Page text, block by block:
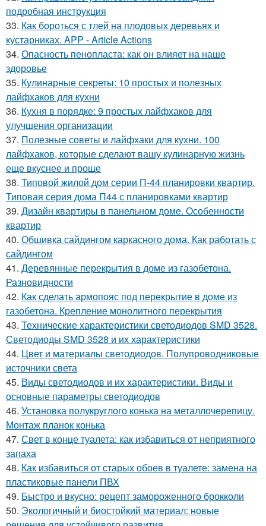
подробная инструкция
33. Как бороться с тлей на плодовых деревьях и
кустарниках. APP - Article Actions
34. Опасность пенопласта: как он влияет на наше
здоровье
35. Кулинарные секреты: 10 простых и полезных
лайфхаков для кухни
36. Кухня в порядке: 9 простых лайфхаков для
улучшения организации
37. Полезные советы и лайфхаки для кухни. 100
лайфхаков, которые сделают вашу кулинарную жизнь
еще вкуснее и проще
38. Типовой жилой дом серии П-44 планировки квартир.
Типовая серия дома П44 с планировками квартир
39. Дизайн квартиры в панельном доме. Особенности
квартир
40. Обшивка сайдингом каркасного дома. Как работать с
сайдингом
41. Деревянные перекрытия в доме из газобетона.
Разновидности
42. Как сделать армопояс под перекрытие в доме из
газобетона. Крепление монолитного перекрытия
43. Технические характеристики светодиодов SMD 3528.
Светодиоды SMD 3528 и их характеристики
44. Цвет и материалы светодиодов. Полупроводниковые
источники света
45. Виды светодиодов и их характеристики. Виды и
основные параметры светодиодов
46. Установка полукруглого конька на металлочерепицу.
Монтаж планок конька
47. Свет в конце туалета: как избавиться от неприятного
запаха
48. Как избавиться от старых обоев в туалете: замена на
пластиковые панели ПВХ
49. Быстро и вкусно: рецепт замороженного брокколи
50. Экологичный и биостойкий материал: новые